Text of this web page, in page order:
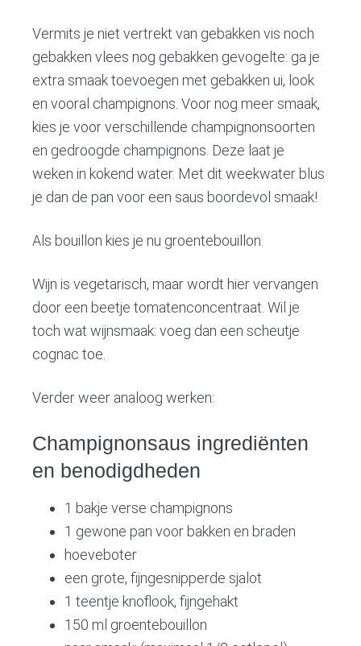
Vermits je niet vertrekt van gebakken vis noch
gebakken vlees nog gebakken gevogelte: ga je
extra smaak toevoegen met gebakken ui, look
en vooral champignons. Voor nog meer smaak,
kies je voor verschillende champignonsoorten
en gedroogde champignons. Deze laat je
weken in kokend water. Met dit weekwater blus
je dan de pan voor een saus boordevol smaak!
Als bouillon kies je nu groentebouillon.
Wijn is vegetarisch, maar wordt hier vervangen
door een beetje tomatenconcentraat. Wil je
toch wat wijnsmaak: voeg dan een scheutje
cognac toe.
Verder weer analoog werken:
Champignonsaus ingrediënten
en benodigdheden
1 bakje verse champignons
1 gewone pan voor bakken en braden
hoeveboter
een grote, fijngesnipperde sjalot
1 teentje knoflook, fijngehakt
150 ml groentebouillon